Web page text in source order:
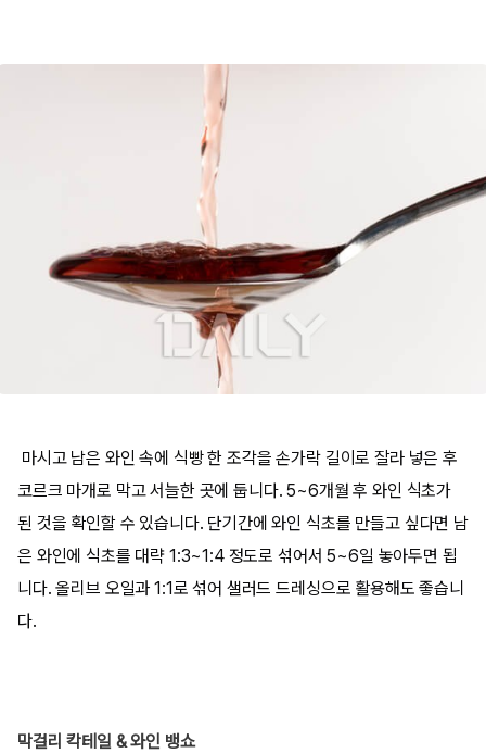
마시고 남은 와인 속에 식빵 한 조각을 손가락 길이로 잘라 넣은 후
코르크 마개로 막고 서늘한 곳에 둡니다. 5~6개월 후 와인 식초가
된 것을 확인할 수 있습니다. 단기간에 와인 식초를 만들고 싶다면 남
은 와인에 식초를 대략 1:3~1:4 정도로 섞어서 5~6일 놓아두면 됩
니다. 올리브 오일과 1:1로 섞어 샐러드 드레싱으로 활용해도 좋습니
다.
막걸리 칵테일 & 와인 뱅쇼